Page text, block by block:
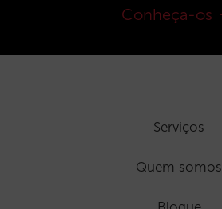
Conheça-os
Serviços
Quem somos